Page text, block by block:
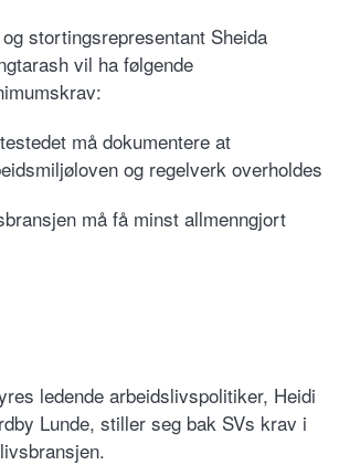
og stortingsrepresentant Sheida
vil ha følgende
må dokumentere at
og regelverk overholdes
må få minst allmenngjort
ledende arbeidslivspolitiker, Heidi
Lunde, stiller seg bak SVs krav i